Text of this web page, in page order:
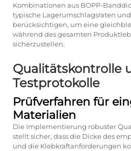
Kombinationen aus BOPP-
typische Lagerumschlagsraten
berücksichtigen, um eine
während des gesamten
sicherzustellen.
Qualitätskontrolle
Testprotokolle
Prüfverfahren für
Materialien
Die Implementierung robuster
stellt sicher, dass die Dicke des
und die Klebkraftanforderungen